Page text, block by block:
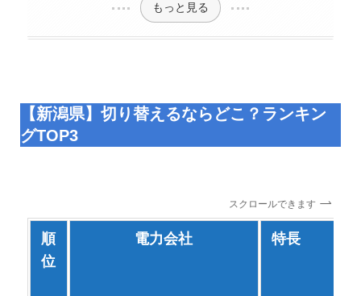
もっと見る
【新潟県】切り替えるならどこ？ランキン
グTOP3
スクロールできます
順
位
電力会社 特長